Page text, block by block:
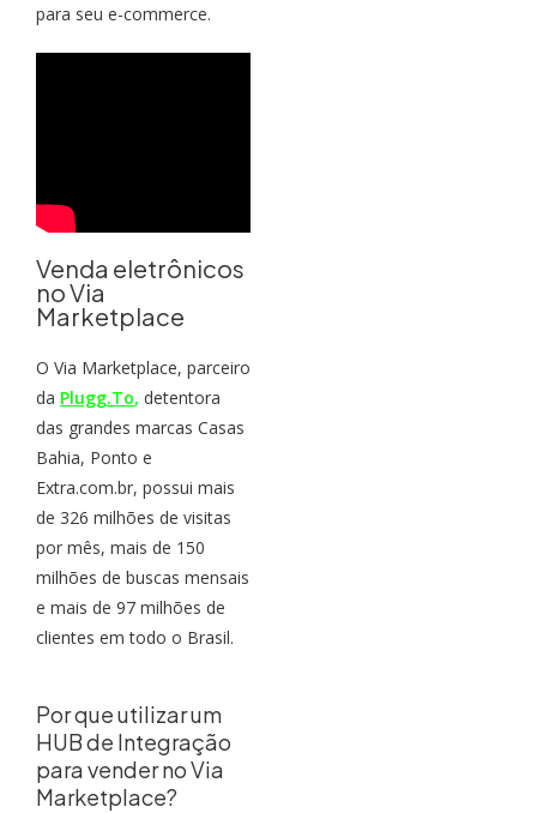
para seu e-commerce.
Venda eletrônicos
no Via
Marketplace
O Via Marketplace, parceiro
da Plugg.To, detentora
das grandes marcas Casas
Bahia, Ponto e
Extra.com.br, possui mais
de 326 milhões de visitas
por mês, mais de 150
milhões de buscas mensais
e mais de 97 milhões de
clientes em todo o Brasil.
Por que utilizar um
HUB de Integração
para vender no Via
Marketplace?